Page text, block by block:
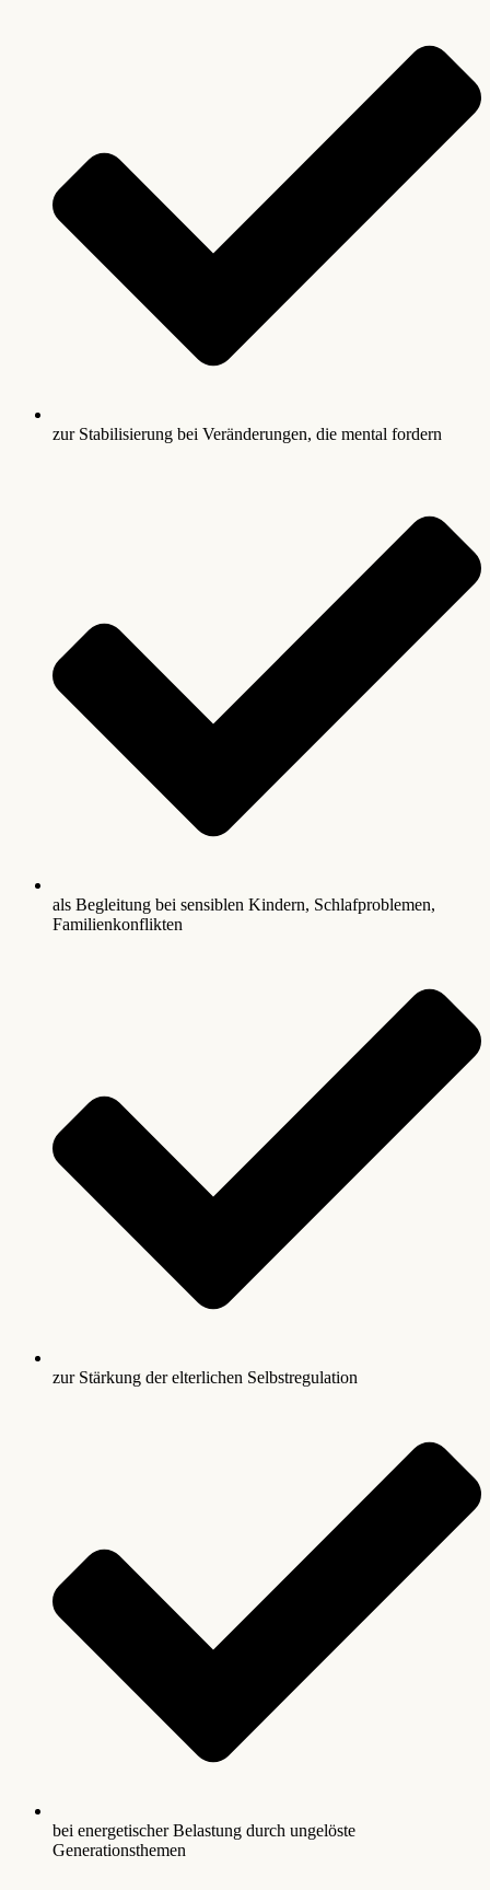
zur Stabilisierung bei Veränderungen, die mental fordern
als Begleitung bei sensiblen Kindern, Schlafproblemen,
Familienkonflikten
zur Stärkung der elterlichen Selbstregulation
bei energetischer Belastung durch ungelöste
Generationsthemen